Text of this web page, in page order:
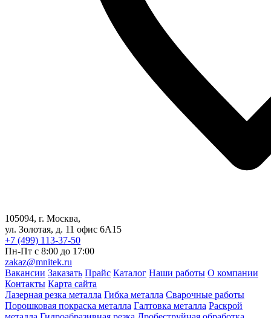
105094, г. Москва,
ул. Золотая, д. 11 офис 6А15
+7 (499) 113-37-50
Пн-Пт с 8:00 до 17:00
zakaz@mnitek.ru
Вакансии Заказать Прайс Каталог Наши работы О компании
Контакты Карта сайта
Лазерная резка металла Гибка металла Сварочные работы
Порошковая покраска металла Галтовка металла Раскрой